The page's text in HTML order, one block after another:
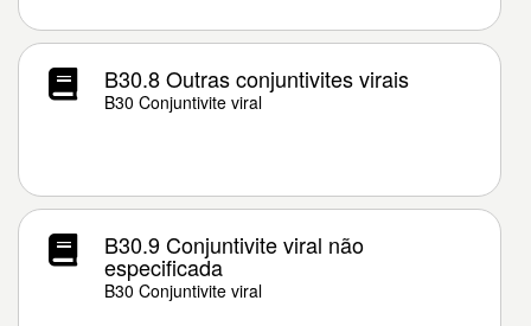
B30.8 Outras conjuntivites virais
B30 Conjuntivite viral
B30.9 Conjuntivite viral não
especificada
B30 Conjuntivite viral